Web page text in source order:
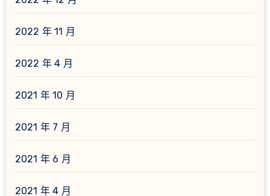
2022 年 11 月
2022 年 4 月
2021 年 10 月
2021 年 7 月
2021 年 6 月
2021 年 4 月